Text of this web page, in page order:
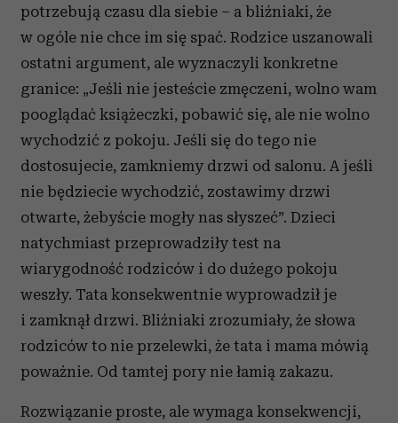
korzystania z ich usług.
potrzebują czasu dla siebie – a bliźniaki, że
w ogóle nie chce im się spać. Rodzice uszanowali
ostatni argument, ale wyznaczyli konkretne
granice: „Jeśli nie jesteście zmęczeni, wolno wam
pooglądać książeczki, pobawić się, ale nie wolno
wychodzić z pokoju. Jeśli się do tego nie
dostosujecie, zamkniemy drzwi od salonu. A jeśli
nie będziecie wychodzić, zostawimy drzwi
otwarte, żebyście mogły nas słyszeć”. Dzieci
natychmiast przeprowadziły test na
wiarygodność rodziców i do dużego pokoju
weszły. Tata konsekwentnie wyprowadził je
i zamknął drzwi. Bliźniaki zrozumiały, że słowa
rodziców to nie przelewki, że tata i mama mówią
poważnie. Od tamtej pory nie łamią zakazu.
Rozwiązanie proste, ale wymaga konsekwencji,